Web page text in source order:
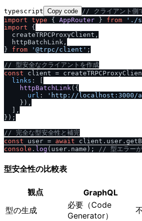
typescript Copy code // クライアント
import type { AppRouter } from '. /
import {
  createTRPCProxyClient,
  httpBatchLink,
} from '@trpc/client' ;
// 型安全なクライアントを作成
const client =
links : [
httpBatchLink({
url : 'http: // localhost:3000/
    }),
  ],
});
// 完全な型安全性と補完
const user = await client. user .
console . log (user. name ); // 型エラー
型安全性の比較表
観点 GraphQL
型の生成
必要（Code
Generator）